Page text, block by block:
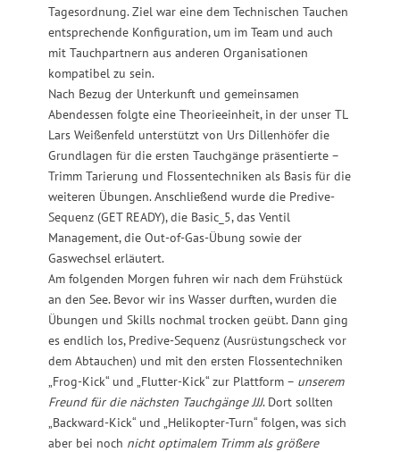
Tagesordnung. Ziel war eine dem Technischen Tauchen
entsprechende Konfiguration, um im Team und auch
mit Tauchpartnern aus anderen Organisationen
kompatibel zu sein.
Nach Bezug der Unterkunft und gemeinsamen
Abendessen folgte eine Theorieeinheit, in der unser TL
Lars Weißenfeld unterstützt von Urs Dillenhöfer die
Grundlagen für die ersten Tauchgänge präsentierte –
Trimm Tarierung und Flossentechniken als Basis für die
weiteren Übungen. Anschließend wurde die Predive-
Sequenz (GET READY), die Basic_5, das Ventil
Management, die Out-of-Gas-Übung sowie der
Gaswechsel erläutert.
Am folgenden Morgen fuhren wir nach dem Frühstück
an den See. Bevor wir ins Wasser durften, wurden die
Übungen und Skills nochmal trocken geübt. Dann ging
es endlich los, Predive-Sequenz (Ausrüstungscheck vor
dem Abtauchen) und mit den ersten Flossentechniken
„Frog-Kick“ und „Flutter-Kick“ zur Plattform – unserem
Freund für die nächsten TauchgängeJJJ. Dort sollten
„Backward-Kick“ und „Helikopter-Turn“ folgen, was sich
aber bei noch nicht optimalem Trimm als größere